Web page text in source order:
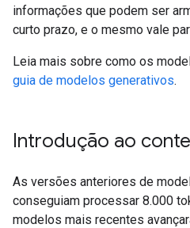
informações que podem ser
curto prazo, e o mesmo vale
Leia mais sobre como os
guia de modelos generativos.
Introdução ao
As versões anteriores de
conseguiam processar 8.000
modelos mais recentes